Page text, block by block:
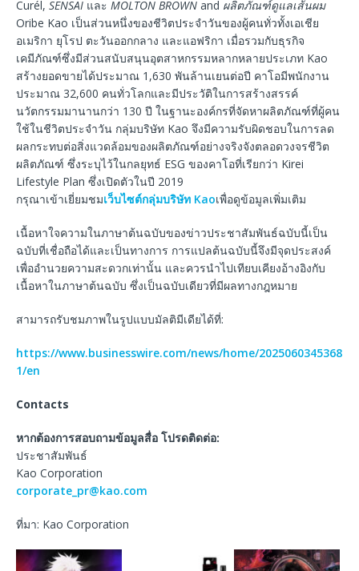
Curél, SENSAI และ MOLTON BROWN and ผลิตภัณฑ์ดูแลเส้นผม
Oribe Kao เป็นส่วนหนึ่งของชีวิตประจำวันของผู้คนทั่วทั้งเอเชีย
อเมริกา ยุโรป ตะวันออกกลาง และแอฟริกา เมื่อรวมกับธุรกิจ
เคมีภัณฑ์ซึ่งมีส่วนสนับสนุนอุตสาหกรรมหลากหลายประเภท Kao
สร้างยอดขายได้ประมาณ 1,630 พันล้านเยนต่อปี คาโอมีพนักงาน
ประมาณ 32,600 คนทั่วโลกและมีประวัติในการสร้างสรรค์
นวัตกรรมมานานกว่า 130 ปี ในฐานะองค์กรที่จัดหาผลิตภัณฑ์ที่ผู้คน
ใช้ในชีวิตประจำวัน กลุ่มบริษัท Kao จึงมีความรับผิดชอบในการลด
ผลกระทบต่อสิ่งแวดล้อมของผลิตภัณฑ์อย่างจริงจังตลอดวงจรชีวิต
ผลิตภัณฑ์ ซึ่งระบุไว้ในกลยุทธ์ ESG ของคาโอที่เรียกว่า Kirei
Lifestyle Plan ซึ่งเปิดตัวในปี 2019
กรุณาเข้าเยี่ยมชมเว็บไซต์กลุ่มบริษัท Kaoเพื่อดูข้อมูลเพิ่มเติม
เนื้อหาใจความในภาษาต้นฉบับของข่าวประชาสัมพันธ์ฉบับนี้เป็น
ฉบับที่เชื่อถือได้และเป็นทางการ การแปลต้นฉบับนี้จึงมีจุดประสงค์
เพื่ออำนวยความสะดวกเท่านั้น และควรนำไปเทียบเคียงอ้างอิงกับ
เนื้อหาในภาษาต้นฉบับ ซึ่งเป็นฉบับเดียวที่มีผลทางกฎหมาย
สามารถรับชมภาพในรูปแบบมัลติมีเดียได้ที่:
https://www.businesswire.com/news/home/2025060345368
1/en
Contacts
หากต้องการสอบถามข้อมูลสื่อ โปรดติดต่อ:
ประชาสัมพันธ์
Kao Corporation
corporate_pr@kao.com
ที่มา: Kao Corporation